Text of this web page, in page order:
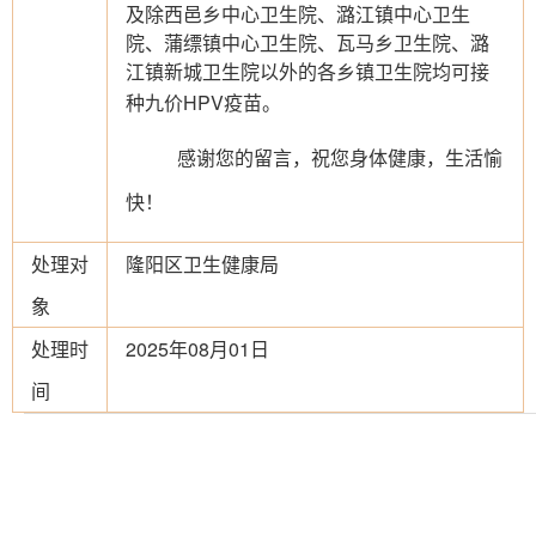
及除西邑乡中心卫生院、潞江镇中心卫生
院、蒲缥镇中心卫生院、瓦马乡卫生院、潞
江镇新城卫生院以外的各乡镇卫生院均可接
种九价HPV疫苗。
感谢您的留言，祝您身体健康，生活愉
快！
处理对
象
隆阳区卫生健康局
处理时
间
2025年08月01日